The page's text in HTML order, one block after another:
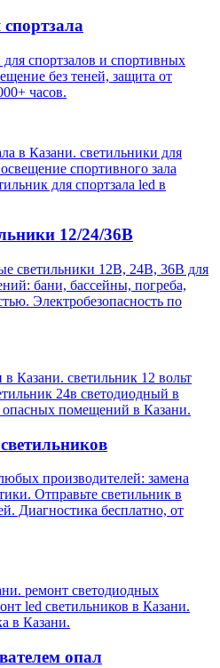
спортзалов и спортивных
без теней, защита от
часов.
в Казани. светильники для
спортивного зала
для спортзала led в
12/24/36В
светильники 12В, 24В, 36В для
бани, бассейны, погреба,
Электробезопасность по
Казани. светильник 12 вольт
24в светодиодный в
опасных помещений в Казани.
производителей: замена
Отправьте светильник в
Диагностика бесплатно, от
ремонт светодиодных
led светильников в Казани.
в Казани.
опал